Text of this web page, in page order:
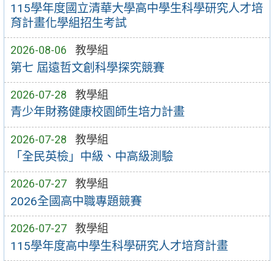
115學年度國立清華大學高中學生科學研究人才培
育計畫化學組招生考試
2026-08-06 教學組
第七 屆遠哲文創科學探究競賽
2026-07-28 教學組
青少年財務健康校園師生培力計畫
2026-07-28 教學組
「全民英檢」中級、中高級測驗
2026-07-27 教學組
2026全國高中職專題競賽
2026-07-27 教學組
115學年度高中學生科學研究人才培育計畫